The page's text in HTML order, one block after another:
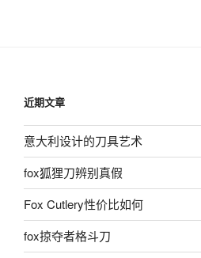
近期文章
意大利设计的刀具艺术
fox狐狸刀辨别真假
Fox Cutlery性价比如何
fox掠夺者格斗刀